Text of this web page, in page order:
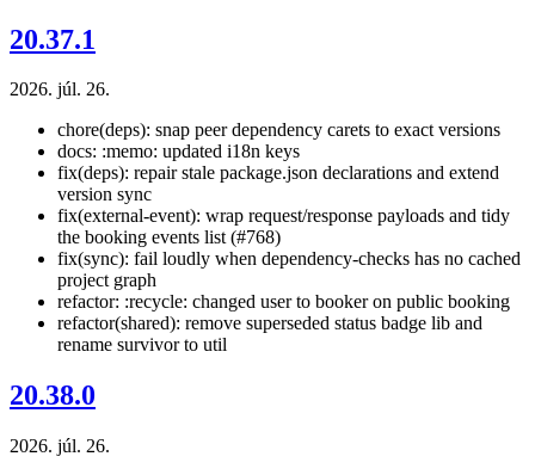
20.37.1
2026. júl. 26.
chore(deps): snap peer dependency carets to exact versions
docs: :memo: updated i18n keys
fix(deps): repair stale package.json declarations and extend
version sync
fix(external-event): wrap request/response payloads and tidy
the booking events list (#768)
fix(sync): fail loudly when dependency-checks has no cached
project graph
refactor: :recycle: changed user to booker on public booking
refactor(shared): remove superseded status badge lib and
rename survivor to util
20.38.0
2026. júl. 26.